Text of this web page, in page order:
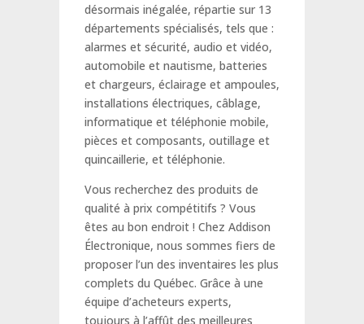
désormais inégalée, répartie sur 13
départements spécialisés, tels que :
alarmes et sécurité, audio et vidéo,
automobile et nautisme, batteries
et chargeurs, éclairage et ampoules,
installations électriques, câblage,
informatique et téléphonie mobile,
pièces et composants, outillage et
quincaillerie, et téléphonie.
Vous recherchez des produits de
qualité à prix compétitifs ? Vous
êtes au bon endroit ! Chez Addison
Électronique, nous sommes fiers de
proposer l’un des inventaires les plus
complets du Québec. Grâce à une
équipe d’acheteurs experts,
toujours à l’affût des meilleures